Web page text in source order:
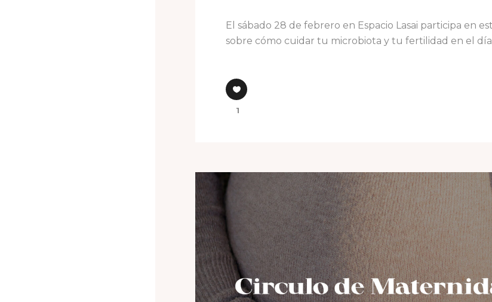
El sábado 28 de febrero en Espacio Lasai participa en
sobre cómo cuidar tu microbiota y tu fertilidad en el
1